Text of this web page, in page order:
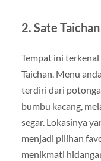
2. Sate
Tempat ini
Taichan. Menu
terdiri dari
bumbu kacang,
segar. Lokasinya
menjadi pilihan
menikmati